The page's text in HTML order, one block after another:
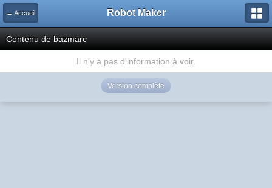
← Accueil Robot Maker
Contenu de bazmarc
Il n'y a pas d'information à voir.
Version complète